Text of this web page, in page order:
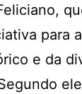
para
e da